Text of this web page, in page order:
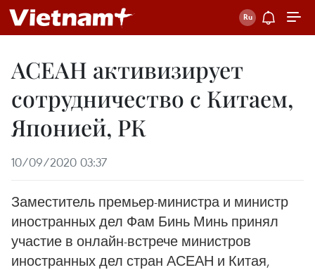
АСЕАН активизирует
сотрудничество с Китаем,
Японией, РК
10/09/2020 03:37
Заместитель премьер-министра и министр
иностранных дел Фам Бинь Минь принял
участие в онлайн-встрече министров
иностранных дел стран АСЕАН и Китая,